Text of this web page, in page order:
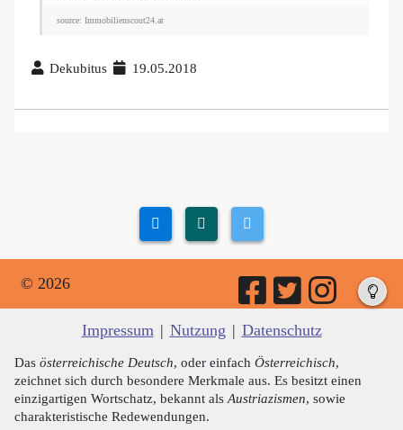
source: Immobilienscout24.at
Dekubitus 19.05.2018
© 2026
Impressum | Nutzung | Datenschutz
Das österreichische Deutsch, oder einfach Österreichisch,
zeichnet sich durch besondere Merkmale aus. Es besitzt einen
einzigartigen Wortschatz, bekannt als Austriazismen, sowie
charakteristische Redewendungen.